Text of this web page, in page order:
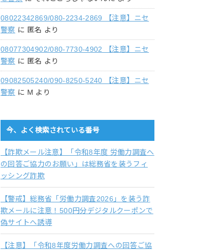
08022342869/080-2234-2869 【注意】ニセ
警察 に 匿名 より
08077304902/080-7730-4902 【注意】ニセ
警察 に 匿名 より
09082505240/090-8250-5240 【注意】ニセ
警察 に M より
今、よく検索されている番号
【詐欺メール注意】「令和8年度 労働力調査へ
の回答ご協力のお願い」は総務省を装うフィ
ッシング詐欺
【警戒】総務省「労働力調査2026」を装う詐
欺メールに注意！500円分デジタルクーポンで
偽サイトへ誘導
【注意】「令和8年度労働力調査への回答ご協